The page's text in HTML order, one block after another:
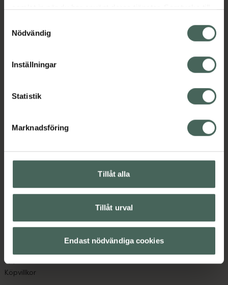
samlat in när du har använt deras tjänster. Samtycke till
återkalla ditt samtycke via webbplatsens
cookieinställningar. Ett återkallat samtycke påverkar inte
lagligheten av behandling som skett innan återkallelsen.
Nödvändig
Inställningar
Statistik
Marknadsföring
Tillåt alla
Tillåt urval
Endast nödvändiga cookies
EAN:07313273278582
syd till Lappland i norr, och online i mobilen och på
hjälpa just dig att må lite bättre. Välkommen att prata
Kundservice
Vanliga frågor
Leverans, betalning och retur
App
Köpvillkor